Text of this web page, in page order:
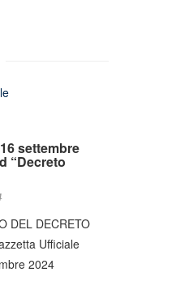
settembre
“Decreto
DEL DECRETO
Ufficiale
2024